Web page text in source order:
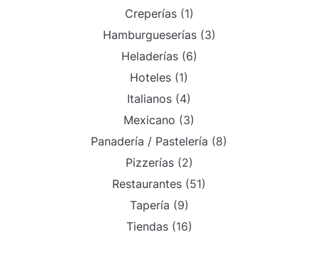
Creperías(1)
Hamburgueserías(3)
Heladerías(6)
Hoteles (1)
Italianos (4)
Mexicano (3)
Panadería / Pastelería (8)
Pizzerías(2)
Restaurantes (51)
Tapería (9)
Tiendas(16)